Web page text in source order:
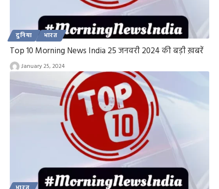
दुनिया भारत
Top 10 Morning News India 25 जनवरी 2024 की बड़ी ख़बरें
January 25, 2024